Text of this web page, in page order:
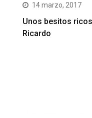
14 marzo, 2017
Unos besitos
Ricardo